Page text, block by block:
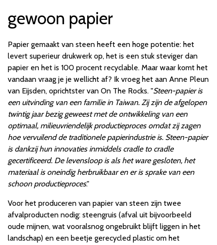
gewoon papier
Papier gemaakt van steen heeft een hoge potentie: het
levert superieur drukwerk op, het is een stuk steviger dan
papier en het is 100 procent recyclable. Maar waar komt het
vandaan vraag je je wellicht af? Ik vroeg het aan Anne Pleun
van Eijsden, oprichtster van On The Rocks. "Steen-papier is
een uitvinding van een familie in Taiwan. Zij zijn de afgelopen
twintig jaar bezig geweest met de ontwikkeling van een
optimaal, milieuvriendelijk productieproces omdat zij zagen
hoe vervuilend de traditionele papierindustrie is. Steen-papier
is dankzij hun innovaties inmiddels cradle to cradle
gecertificeerd. De levensloop is als het ware gesloten, het
materiaal is oneindig herbruikbaar en er is sprake van een
schoon productieproces."
Voor het produceren van papier van steen zijn twee
afvalproducten nodig: steengruis (afval uit bijvoorbeeld
oude mijnen, wat vooralsnog ongebruikt blijft liggen in het
landschap) en een beetje gerecycled plastic om het